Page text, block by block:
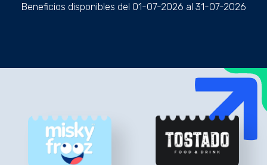
Beneficios disponibles del 01-07-2026 al 31-07-2026